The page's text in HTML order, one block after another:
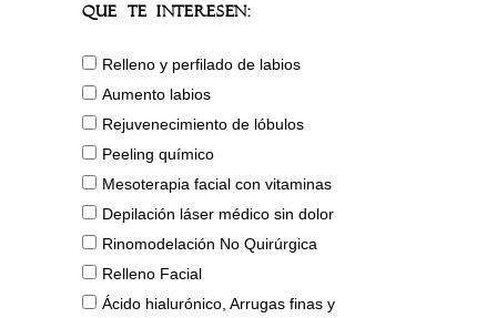
que te interesen:
Relleno y perfilado de labios
Aumento labios
Rejuvenecimiento de lóbulos
Peeling químico
Mesoterapia facial con vitaminas
Depilación láser médico sin dolor
Rinomodelación No Quirúrgica
Relleno Facial
Ácido hialurónico, Arrugas finas y